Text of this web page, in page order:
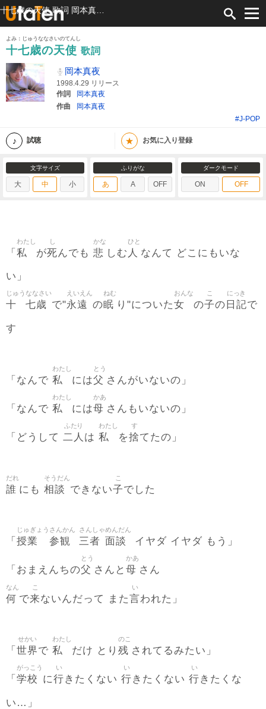
よみ：じゅうななさいのてんし
十七歳の天使 歌詞
岡本真夜
1998.4.29 リリース
作詞
岡本真夜
作曲
岡本真夜
#J-POP
試聴 ★ お気に入り登録
文字サイズ
大 中 小
ふりがな
あ A OFF
ダークモード
ON OFF
「 私
わたし
が死
し
んでも 悲
かな
しむ 人
ひと
なんて どこにもいな
い」
十
じゅう
七歳
ななさい
で"永遠
えいえん
の眠
ねむ
り"についた女
おんな
の子
こ
の 日記
にっき
で
す
「なんで 私
わたし
には父
とう
さんがいないの」
「なんで 私
わたし
には母
かあ
さんもいないの」
「どうして 二人
ふたり
は 私
わたし
を捨
す
てたの」
誰
だれ
にも 相談
そうだん
できない子
こ
でした
「 授業
じゅぎょう
参観
さんかん
三者
さんしゃ
面談
めんだん
イヤダ イヤダ もう」
「おまえんちの父
とう
さんと 母
かあ
さん
何
なん
で来
こ
ないんだって また言
い
われた」
「 世界
せかい
で 私
わたし
だけ とり 残
のこ
されてるみたい」
「 学校
がっこう
に行
い
きたくない 行
い
きたくない 行
い
きたくな
い…」